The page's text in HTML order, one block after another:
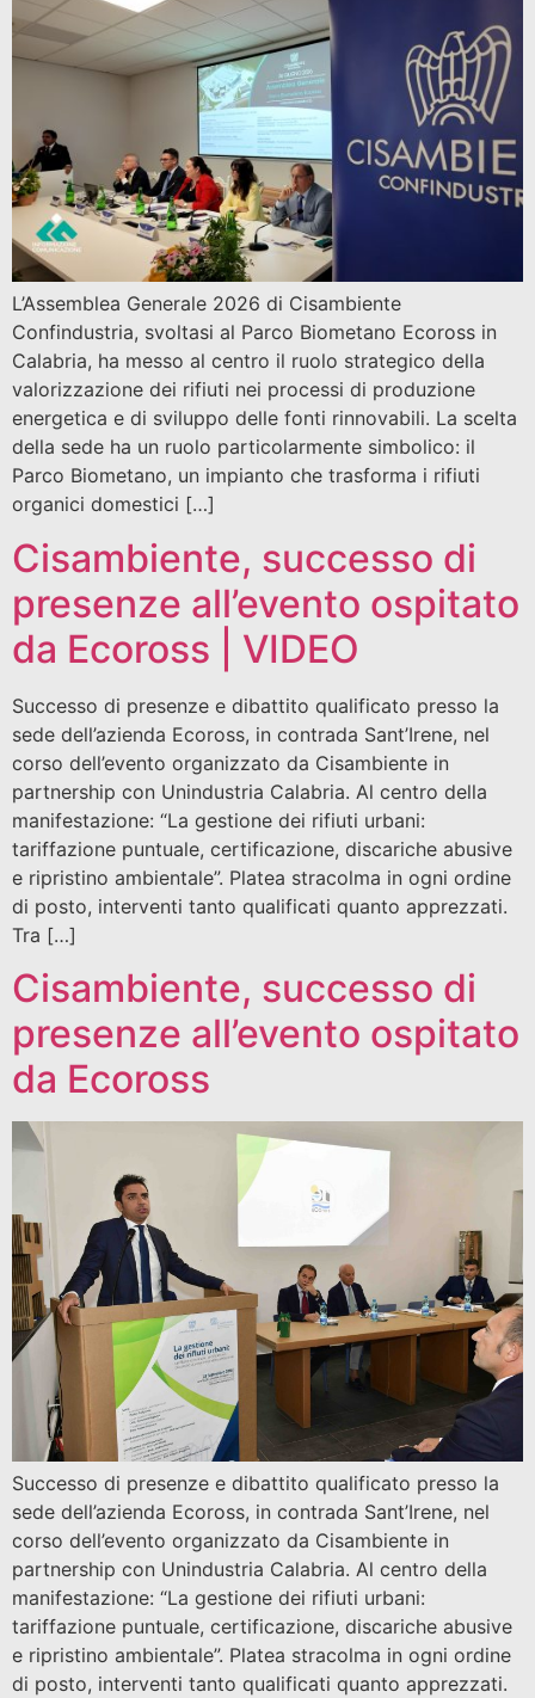
L’Assemblea Generale 2026 di Cisambiente
Confindustria, svoltasi al Parco Biometano Ecoross in
Calabria, ha messo al centro il ruolo strategico della
valorizzazione dei rifiuti nei processi di produzione
energetica e di sviluppo delle fonti rinnovabili. La scelta
della sede ha un ruolo particolarmente simbolico: il
Parco Biometano, un impianto che trasforma i rifiuti
organici domestici […]
Cisambiente, successo di
presenze all’evento ospitato
da Ecoross | VIDEO
Successo di presenze e dibattito qualificato presso la
sede dell’azienda Ecoross, in contrada Sant’Irene, nel
corso dell’evento organizzato da Cisambiente in
partnership con Unindustria Calabria. Al centro della
manifestazione: “La gestione dei rifiuti urbani:
tariffazione puntuale, certificazione, discariche abusive
e ripristino ambientale”. Platea stracolma in ogni ordine
di posto, interventi tanto qualificati quanto apprezzati.
Tra […]
Cisambiente, successo di
presenze all’evento ospitato
da Ecoross
Successo di presenze e dibattito qualificato presso la
sede dell’azienda Ecoross, in contrada Sant’Irene, nel
corso dell’evento organizzato da Cisambiente in
partnership con Unindustria Calabria. Al centro della
manifestazione: “La gestione dei rifiuti urbani:
tariffazione puntuale, certificazione, discariche abusive
e ripristino ambientale”. Platea stracolma in ogni ordine
di posto, interventi tanto qualificati quanto apprezzati.